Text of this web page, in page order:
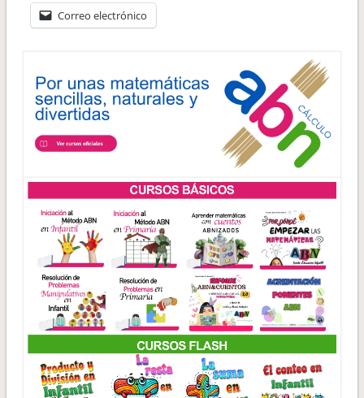
Correo electrónico